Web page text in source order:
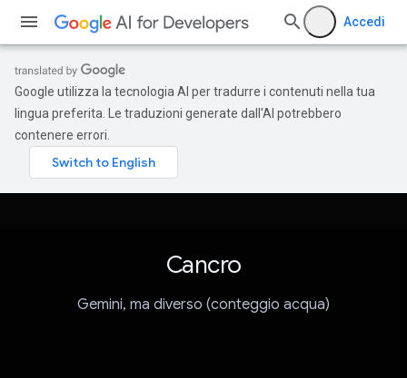
Accedi
Google utilizza la tecnologia AI per tradurre i contenuti nella tua
lingua preferita. Le traduzioni generate dall'AI potrebbero
contenere errori.
Cancro
Gemini, ma diverso (conteggio acqua)